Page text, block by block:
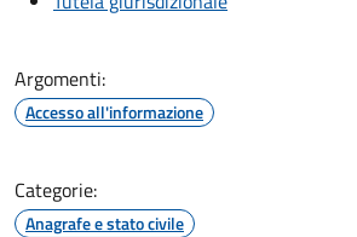
Argomenti:
Accesso all'informazione
Categorie:
Anagrafe e stato civile